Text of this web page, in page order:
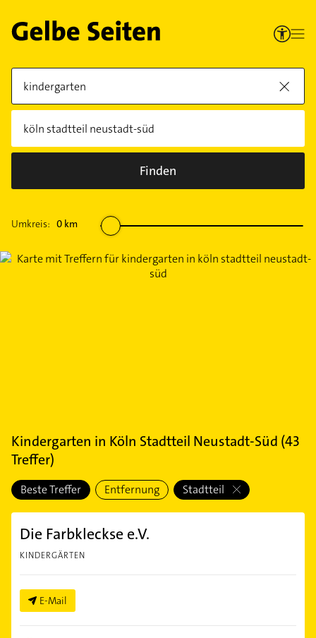
Finden
Umkreis: 0 km
Kindergarten in Köln Stadtteil Neustadt-Süd (43
Treffer)
Beste Treffer Entfernung Stadtteil
Die Farbkleckse e.V.
KINDERGÄRTEN
E-Mail